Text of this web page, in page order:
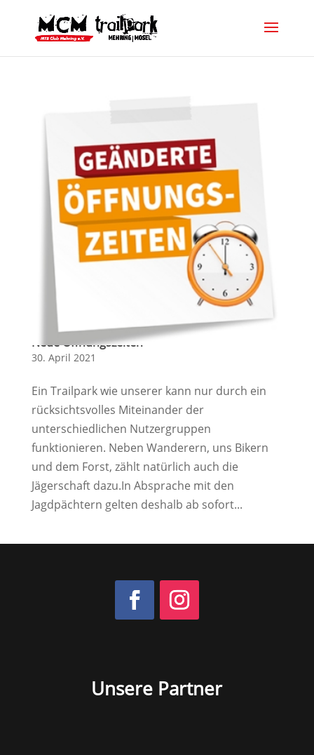
Neue Öffnungszeiten
30. April 2021
Ein Trailpark wie unserer kann nur durch ein
rücksichtsvolles Miteinander der
unterschiedlichen Nutzergruppen
funktionieren. Neben Wanderern, uns Bikern
und dem Forst, zählt natürlich auch die
Jägerschaft dazu.In Absprache mit den
Jagdpächtern gelten deshalb ab sofort...
Unsere Partner